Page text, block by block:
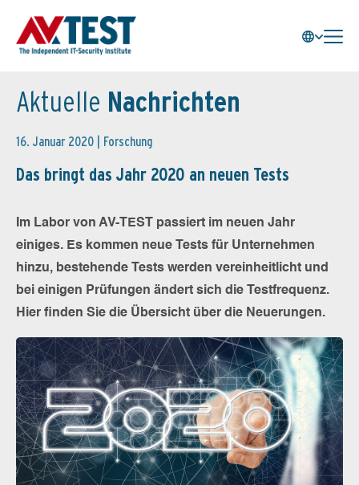
Aktuelle Nachrichten
16. Januar 2020 | Forschung
Das bringt das Jahr 2020 an neuen Tests
Im Labor von AV-TEST passiert im neuen Jahr
einiges. Es kommen neue Tests für Unternehmen
hinzu, bestehende Tests werden vereinheitlicht und
bei einigen Prüfungen ändert sich die Testfrequenz.
Hier finden Sie die Übersicht über die Neuerungen.